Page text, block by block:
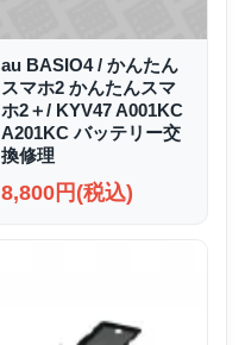
au BASIO4 / かんたん
スマホ2 かんたんスマ
ホ2＋/ KYV47 A001KC
A201KC バッテリー交
換修理
8,800円(税込)